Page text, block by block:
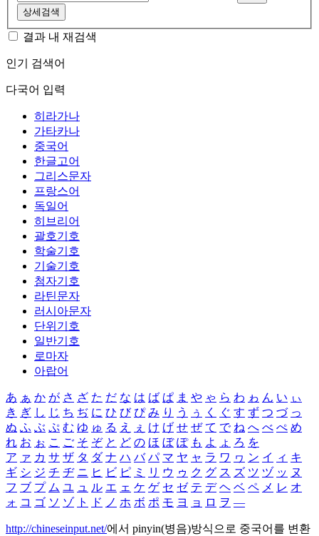
상세검색
결과 내 재검색
인기 검색어
다국어 입력
히라가나
가타카나
중국어
한글고어
그리스문자
프랑스어
독일어
히브리어
괄호기호
학술기호
기술기호
첨자기호
라틴문자
러시아문자
단위기호
일반기호
로마자
아랍어
あ ぁ か が さ ざ た だ な は ば ぱ ま や ゃ ら わ ゎ ん い ぃ
き ぎ し じ ち ぢ に ひ び ぴ み り う ぅ く ぐ す ず つ づ っ
ぬ ふ ぶ ぷ む ゆ ゅ る え ぇ け げ せ ぜ て で ね へ べ ぺ め
れ お ぉ こ ご そ ぞ と ど の ほ ぼ ぽ も よ ょ ろ を
ア ァ カ サ ザ タ ダ ナ ハ バ パ マ ヤ ャ ラ ワ ヮ ン イ ィ キ
ギ シ ジ チ ヂ ニ ヒ ビ ピ ミ リ ウ ゥ ク グ ス ズ ツ ヅ ッ ヌ
フ ブ プ ム ユ ュ ル エ ェ ケ ゲ セ ゼ テ デ ヘ ベ ペ メ レ オ
ォ コ ゴ ソ ゾ ト ド ノ ホ ボ ポ モ ヨ ョ ロ ヲ ―
http://chineseinput.net/에서 pinyin(병음)방식으로 중국어를 변환